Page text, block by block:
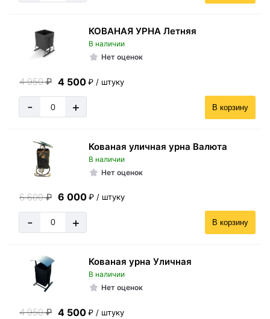
КОВАНАЯ УРНА Летняя
В наличии
Нет оценок
4 950₽ 4 500 ₽ / штуку
- + В корзину
Кованая уличная урна Валюта
В наличии
Нет оценок
6 600₽ 6 000 ₽ / штуку
- + В корзину
Кованая урна Уличная
В наличии
Нет оценок
4 950₽ 4 500 ₽ / штуку